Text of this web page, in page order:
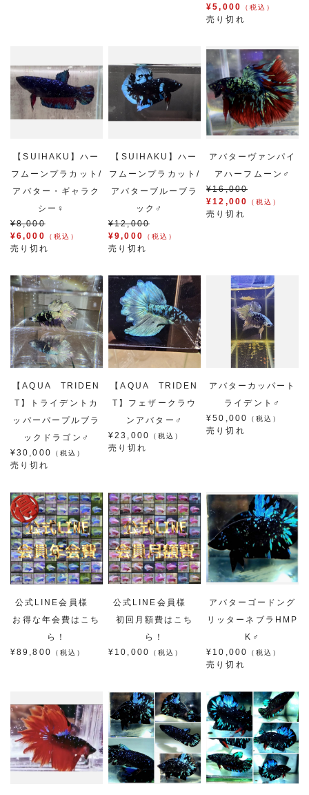
¥5,000
（税込）
売り切れ
【SUIHAKU】ハー
フムーンプラカット/
アバター・ギャラク
シー♀
¥8,000
¥6,000
（税込）
売り切れ
【SUIHAKU】ハー
フムーンプラカット/
アバターブルーブラ
ック♂
¥12,000
¥9,000
（税込）
売り切れ
アバターヴァンパイ
アハーフムーン♂
¥16,000
¥12,000
（税込）
売り切れ
【AQUA TRIDEN
T】トライデントカ
ッパーパープルブラ
ックドラゴン♂
¥30,000
（税込）
売り切れ
【AQUA TRIDEN
T】フェザークラウ
ンアバター♂
¥23,000
（税込）
売り切れ
アバターカッパート
ライデント♂
¥50,000
（税込）
売り切れ
公式LINE会員様
お得な年会費はこち
ら！
¥89,800
（税込）
公式LINE会員様
初回月額費はこち
ら！
¥10,000
（税込）
アバターゴードング
リッターネブラHMP
K♂
¥10,000
（税込）
売り切れ